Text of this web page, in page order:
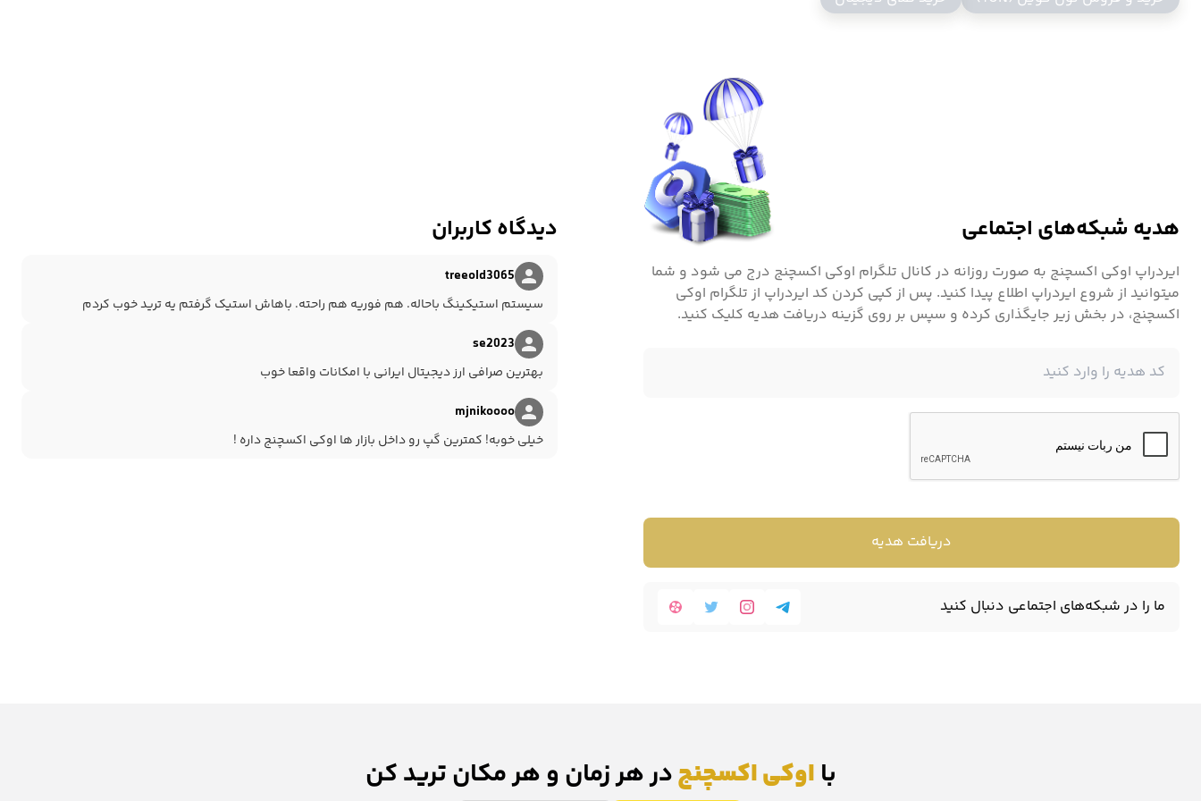
بهترین صرافی خرید ارز PENGU
این صرافی امن ایرانی علاوه بر دارا بودن ویژگی های منحصر به فرد مانند پشتیبانی 24 ساعته، عمق بازار و حجم معاملات
زیاد، امنیت بالا و دسترسی به بیش از 700 رمز ارز؛ مشکلات و چالش های صرافی های خارجی را نداشته و بستری امن و
هدیه شبکه‌های اجتماعی
ایردراپ اوکی اکسچنج به صورت روزانه در کانال تلگرام اوکی اکسچنج درج می شود و شما
میتوانید از شروع ایردراپ اطلاع پیدا کنید. پس از کپی کردن کد ایردراپ از تلگرام اوکی
اکسچنج، در بخش زیر جایگذاری کرده و سپس بر روی گزینه دریافت هدیه کلیک کنید.
دریافت هدیه
ما را در شبکه‌های اجتماعی دنبال کنید
دیدگاه کاربران
treeold3065
سیستم استیکینگ باحاله. هم فوریه هم راحته. باهاش استیک گرفتم یه ترید خوب کردم
se2023
بهترین صرافی ارز دیجیتال ایرانی با امکانات واقعا خوب
mjnikoooo
خیلی خوبه! کمترین گپ رو داخل بازار ها اوکی اکسچنج داره !
با اوکی اکسچنجدر هر زمان و هر مکان ترید کن